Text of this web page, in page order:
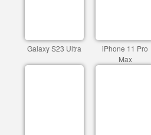
Galaxy S23 Ultra
iPhone 11 Pro
Max